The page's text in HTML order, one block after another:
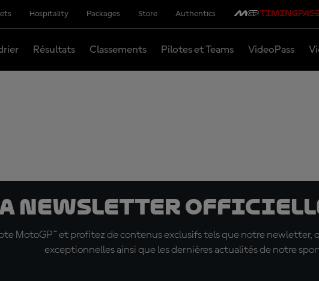
Hospitality Packages Store Authentics
Résultats Classements Pilotes et Teams VideoPass
Newsletter officielle
MotoGP™ et profitez de contenus exclusifs tels que notre newletter,
exceptionnelles ainsi que les dernières actualités de notre